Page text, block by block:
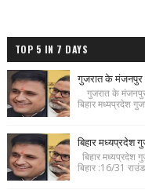
TOP 5 IN 7 DAYS
गुजरात के मंजनपुर
गुजरात के मंजनपुर
बिहार मध्यप्रदेश
बिहार मध्यप्रदेश
बिहार मध्यप्रदेश
बिहार :16/31